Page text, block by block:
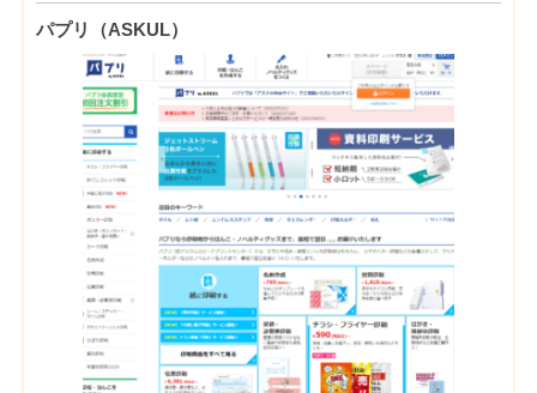
パプリ（ASKUL）